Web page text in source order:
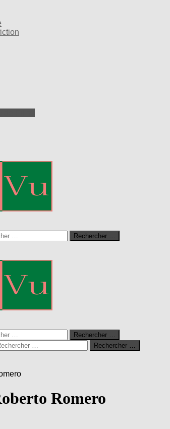
Rechercher …
Rechercher …
Rechercher …
Romero